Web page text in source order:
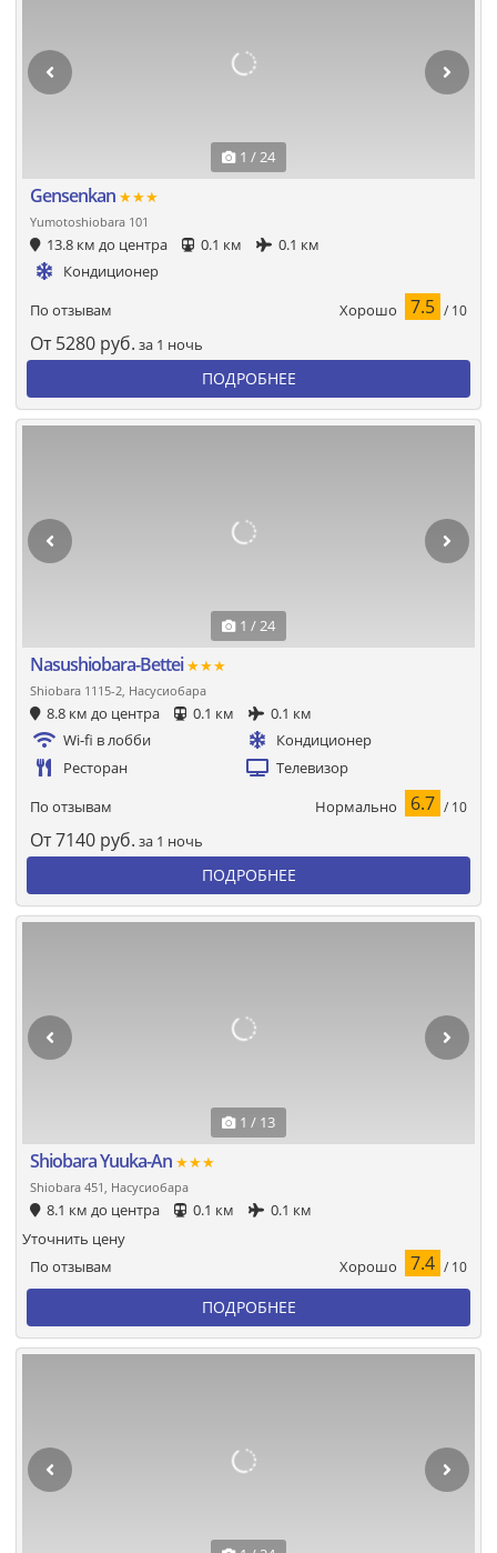
1 / 24
Gensenkan ★★★
Yumotoshiobara 101
13.8 км до центра 0.1 км
0.1 км
Кондиционер
По отзывам Хорошо 7.5 / 10
От 5280 руб. за 1 ночь
ПОДРОБНЕЕ
1 / 24
Nasushiobara-Bettei★★★
Shiobara 1115-2, Насусиобара
8.8 км до центра 0.1 км
0.1 км
Wi-fi в лобби
Кондиционер
Ресторан
Телевизор
По отзывам Нормально 6.7 / 10
От7140 руб. за 1 ночь
ПОДРОБНЕЕ
1 / 13
Shiobara Yuuka-An ★★★
Shiobara 451, Насусиобара
8.1 км до центра 0.1 км 0.1 км
По отзывам Хорошо 7.4 / 10
Уточнить цену
ПОДРОБНЕЕ